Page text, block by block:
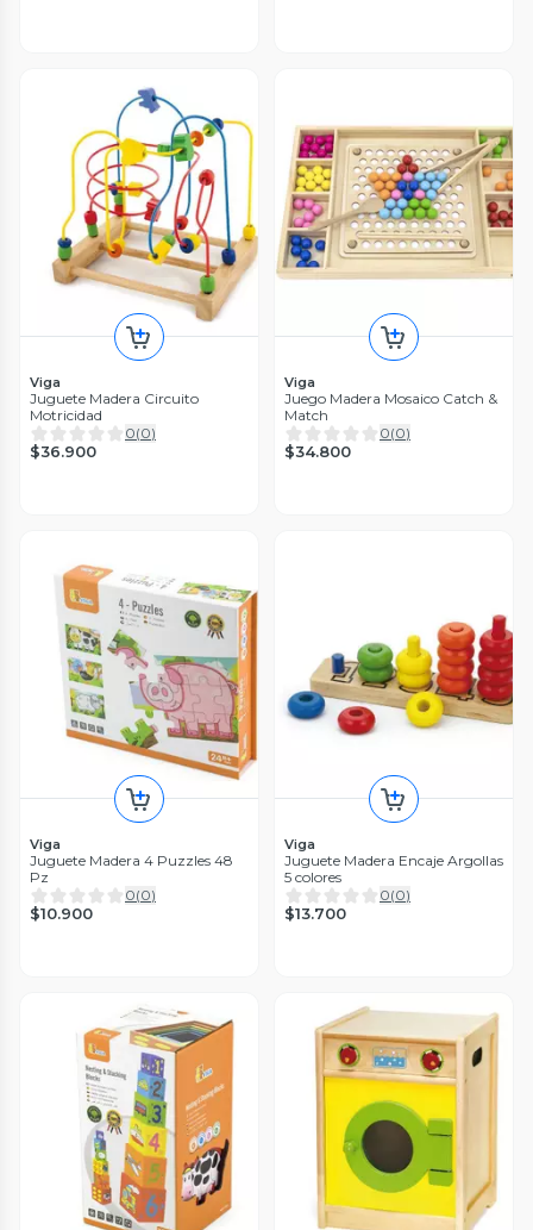
Viga
Juguete Madera Circuito
Motricidad
0(0)
$36.900
Viga
Juego Madera Mosaico Catch &
Match
0(0)
$34.800
Viga
Juguete Madera 4 Puzzles 48
Pz
0(0)
$10.900
Viga
Juguete Madera Encaje Argollas
5 colores
0(0)
$13.700